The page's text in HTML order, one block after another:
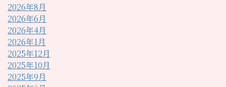
2026年8月
2026年6月
2026年4月
2026年1月
2025年12月
2025年10月
2025年9月